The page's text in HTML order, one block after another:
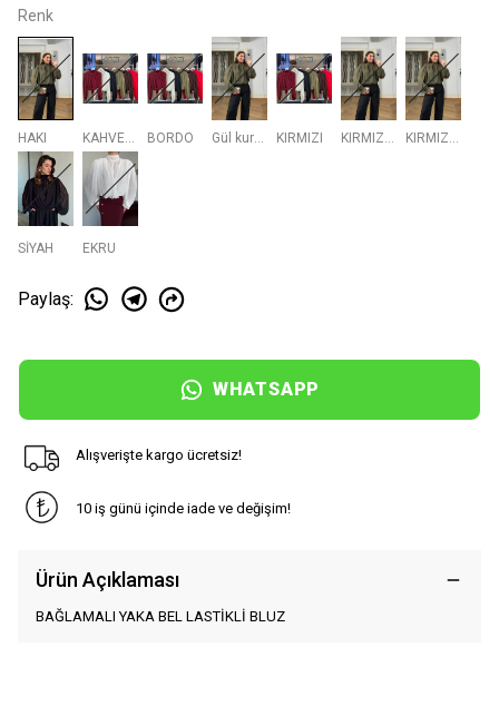
Renk
HAKI KAHVERENGI BORDO Gül kurusu KIRMIZI KIRMIZI-7 KIRMIZI-6
SİYAH EKRU
Paylaş:
WHATSAPP
Alışverişte kargo ücretsiz!
10 iş günü içinde iade ve değişim!
Ürün Açıklaması
BAĞLAMALI YAKA BEL LASTİKLİ BLUZ